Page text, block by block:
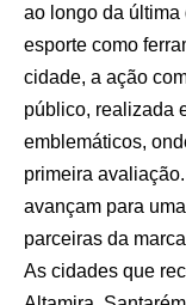
ao longo da última
esporte como
cidade, a ação
público, realizada
emblemáticos,
primeira
avançam para
parceiras da
As cidades que